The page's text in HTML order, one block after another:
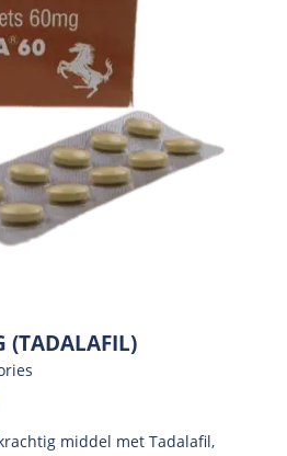
(TADALAFIL)
middel met Tadalafil,